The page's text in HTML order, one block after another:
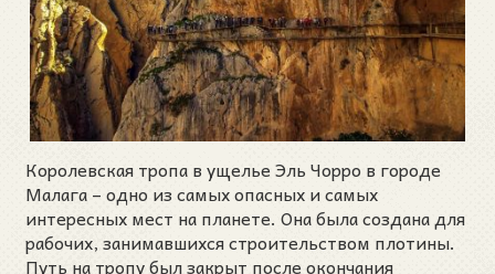
Королевская тропа в ущелье Эль Чорро в городе
Малага – одно из самых опасных и самых
интересных мест на планете. Она была создана для
рабочих, занимавшихся строительством плотины.
Путь на тропу был закрыт после окончания